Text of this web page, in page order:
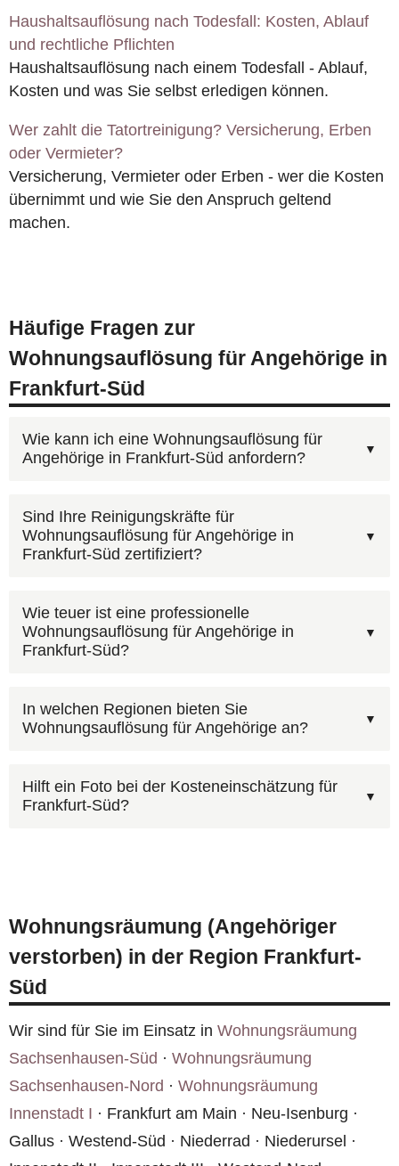
Haushaltsauflösung nach Todesfall: Kosten, Ablauf
und rechtliche Pflichten
Haushaltsauflösung nach einem Todesfall - Ablauf,
Kosten und was Sie selbst erledigen können.
Wer zahlt die Tatortreinigung? Versicherung, Erben
oder Vermieter?
Versicherung, Vermieter oder Erben - wer die Kosten
übernimmt und wie Sie den Anspruch geltend
machen.
Häufige Fragen zur
Wohnungsauflösung für Angehörige in
Frankfurt-Süd
Wie kann ich eine Wohnungsauflösung für
Angehörige in Frankfurt-Süd anfordern?
Rufen Sie unsere kostenlose Beratungshotline
0800 6003005an — wir sind rund um die Uhr
erreichbar, auch an Wochenenden und
Kontaktformularerreichen. Wir koordinieren den
Einsatz in Frankfurt-Süd und Umgebung.
Sind Ihre Reinigungskräfte für
Wohnungsauflösung für Angehörige in
Frankfurt-Süd zertifiziert?
Beauftragen Sie einen Fachbetrieb mit
Sachkunde nach IfSG. AST Deutschland verfügt
über die notwendigen Qualifikationen und
Frankfurt-Süd und übergeben die Räume in
Wie teuer ist eine professionelle
Wohnungsauflösung für Angehörige in
Frankfurt-Süd?
Ja, wir erstellen grundsätzlich einen kostenfreien
Kostenvoranschlag, bevor wir mit der Arbeit
Kosten Sie rechnen müssen. Rufen Sie uns unter
0800 6003005
In welchen Regionen bieten Sie
Wohnungsauflösung für Angehörige an?
Ja, AST Deutschland ist bundesweit im Einsatz
— auch in Frankfurt-Süd und Umgebung. Wir
Hilft ein Foto bei der Kosteneinschätzung für
Frankfurt-Süd?
0800 6003005
an oder nutzen Sie das
Kontaktformular .
Wohnungsräumung (Angehöriger
verstorben) in der Region Frankfurt-
Süd
Wir sind für Sie im Einsatz in Wohnungsräumung
Sachsenhausen-Süd · Wohnungsräumung
Sachsenhausen-Nord · Wohnungsräumung
Innenstadt I · Frankfurt am Main · Neu-Isenburg ·
Gallus · Westend-Süd · Niederrad · Niederursel ·